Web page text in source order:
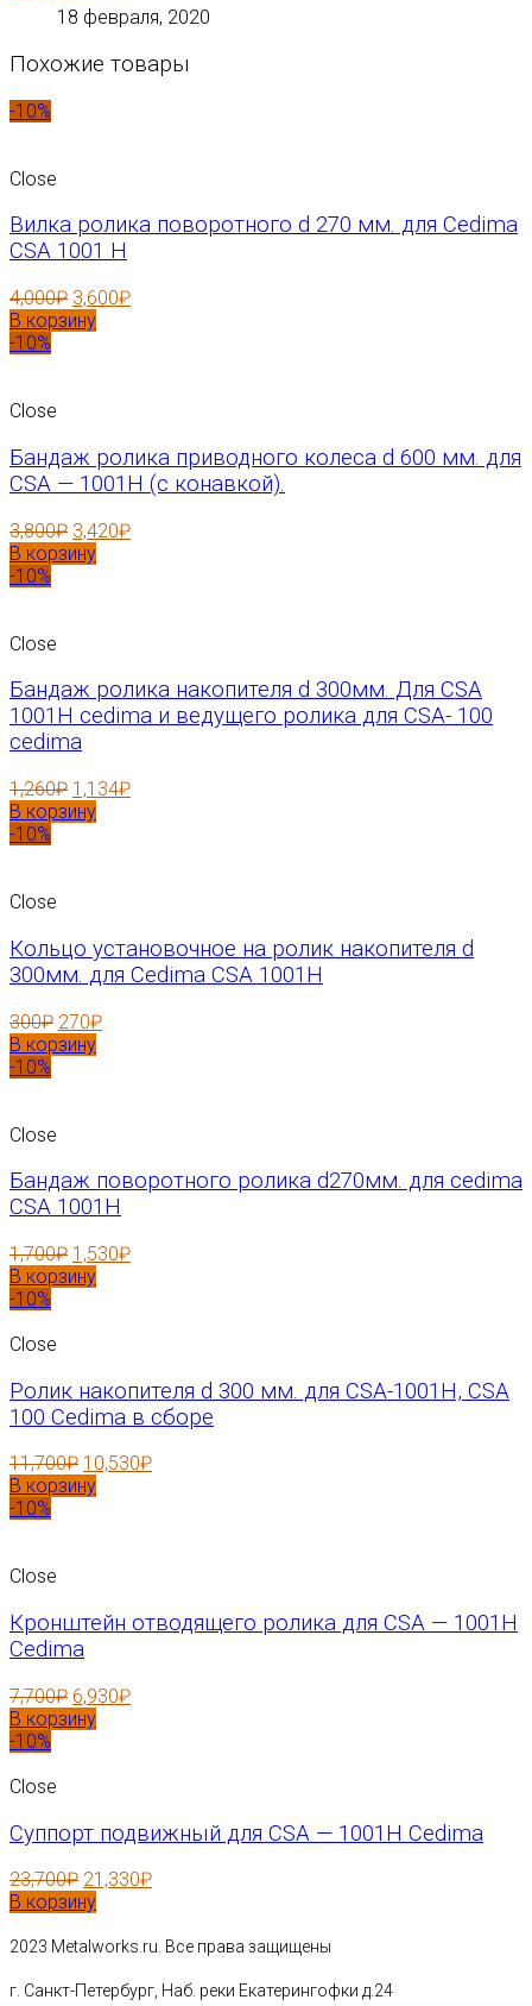
18 февраля, 2020
Похожие товары
-10%
Close
Вилка ролика поворотного d 270 мм. для Cedima
CSA 1001 H
4,000₽ 3,600₽
В корзину
-10%
Close
Бандаж ролика приводного колеса d 600 мм. для
CSA — 1001H (с конавкой).
3,800₽ 3,420₽
В корзину
-10%
Close
Бандаж ролика накопителя d 300мм. Для CSA
1001H cedima и ведущего ролика для CSA- 100
cedima
1,260₽ 1,134₽
В корзину
-10%
Close
Кольцо установочное на ролик накопителя d
300мм. для Cedima CSA 1001H
300₽ 270₽
В корзину
-10%
Close
Бандаж поворотного ролика d270мм. для cedima
CSA 1001H
1,700₽ 1,530₽
В корзину
-10%
Close
Ролик накопителя d 300 мм. для CSA-1001H, CSA
100 Cedima в сборе
11,700₽ 10,530₽
В корзину
-10%
Close
Кронштейн отводящего ролика для CSA — 1001H
Cedima
7,700₽ 6,930₽
В корзину
-10%
Close
Суппорт подвижный для CSA — 1001H Cedima
23,700₽ 21,330₽
В корзину
2023 Metalworks.ru. Все права защищены
г. Санкт-Петербург, Наб. реки Екатерингофки д.24